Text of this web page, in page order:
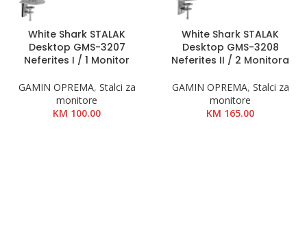
White Shark STALAK
Desktop GMS-3207
Neferites I / 1 Monitor
GAMIN OPREMA, Stalci za
monitore
KM 100.00
White Shark STALAK
Desktop GMS-3208
Neferites II / 2 Monitora
GAMIN OPREMA, Stalci za
monitore
KM 165.00